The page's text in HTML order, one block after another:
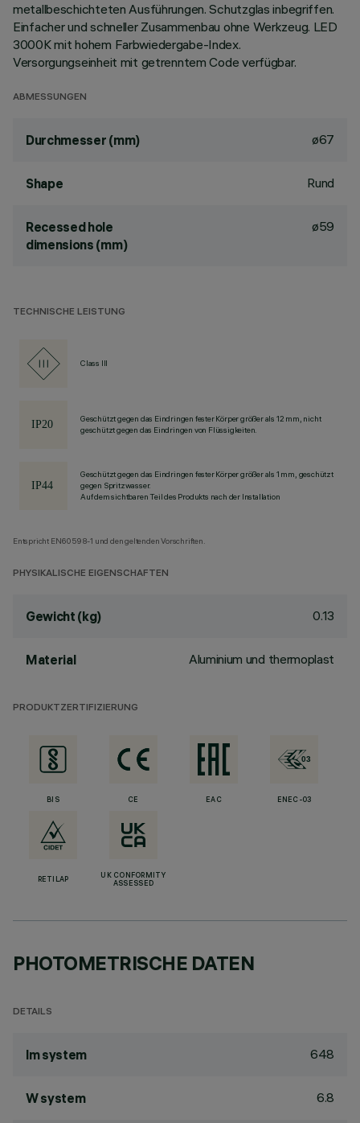
metallbeschichteten Ausführungen. Schutzglas inbegriffen.
Einfacher und schneller Zusammenbau ohne Werkzeug. LED
3000K mit hohem Farbwiedergabe-Index.
Versorgungseinheit mit getrenntem Code verfügbar.
ABMESSUNGEN
Durchmesser (mm) ø67
Shape Rund
Recessed hole
dimensions (mm)
ø59
TECHNISCHE LEISTUNG
Class III
Geschützt gegen das Eindringen fester Körper größer als 12 mm, nicht
geschützt gegen das Eindringen von Flüssigkeiten.
Geschützt gegen das Eindringen fester Körper größer als 1 mm, geschützt
gegen Spritzwasser.
Auf dem sichtbaren Teil des Produkts nach der Installation
Entspricht EN60598-1 und den geltenden Vorschriften.
PHYSIKALISCHE EIGENSCHAFTEN
Gewicht (kg) 0.13
Material Aluminium und thermoplast
PRODUKTZERTIFIZIERUNG
BIS CE EAC ENEC-03
RETILAP
UK CONFORMITY
ASSESSED
PHOTOMETRISCHE DATEN
DETAILS
lm system 648
W system 6.8